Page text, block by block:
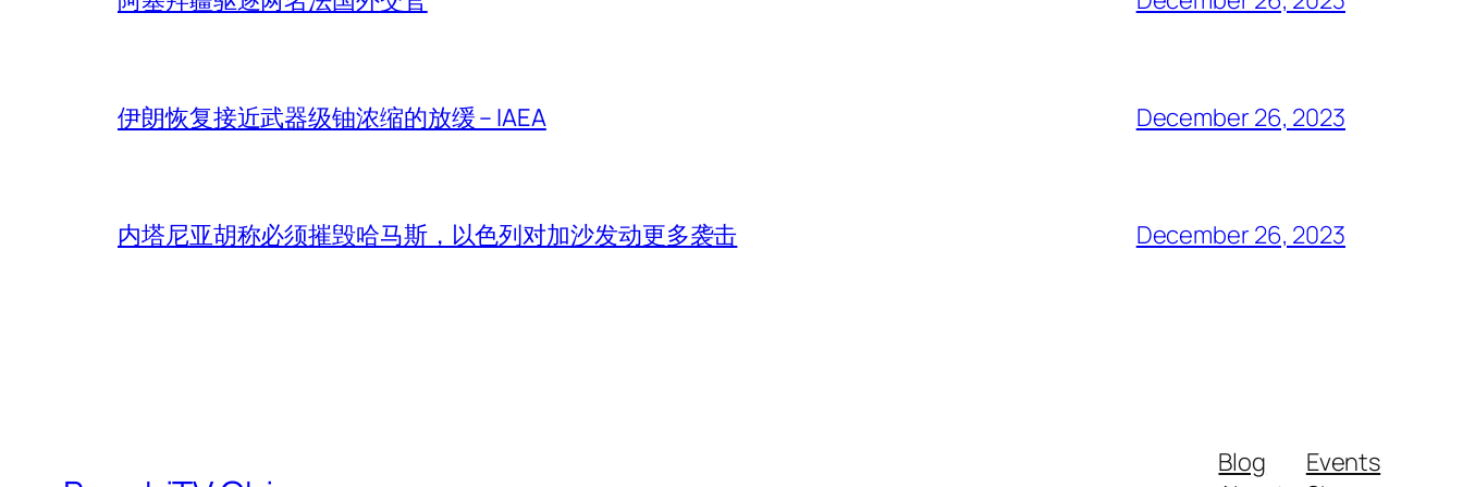
伊朗恢复接近武器级铀浓缩的放缓 – IAEA December 26, 2023
内塔尼亚胡称必须摧毁哈马斯，以色列对加沙发动更多袭击 December 26, 2023
Blog
Events